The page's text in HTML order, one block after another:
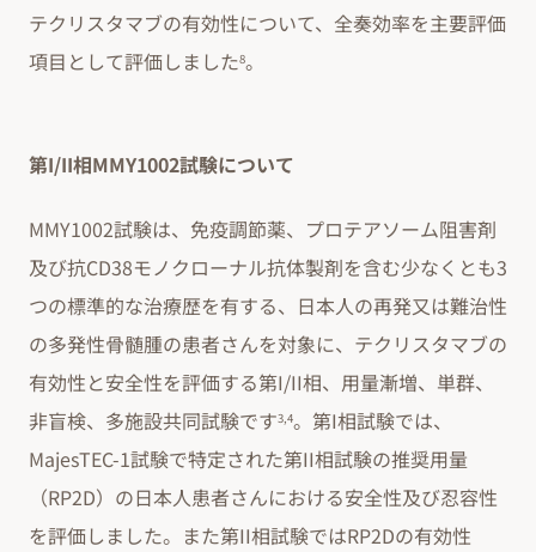
テクリスタマブの有効性について、全奏効率を主要評価
項目として評価しました8。
第I/II相MMY1002試験について
MMY1002試験は、免疫調節薬、プロテアソーム阻害剤
及び抗CD38モノクローナル抗体製剤を含む少なくとも3
つの標準的な治療歴を有する、日本人の再発又は難治性
の多発性骨髄腫の患者さんを対象に、テクリスタマブの
有効性と安全性を評価する第I/II相、用量漸増、単群、
非盲検、多施設共同試験です3,4。第I相試験では、
MajesTEC-1試験で特定された第II相試験の推奨用量
（RP2D）の日本人患者さんにおける安全性及び忍容性
を評価しました。また第II相試験ではRP2Dの有効性